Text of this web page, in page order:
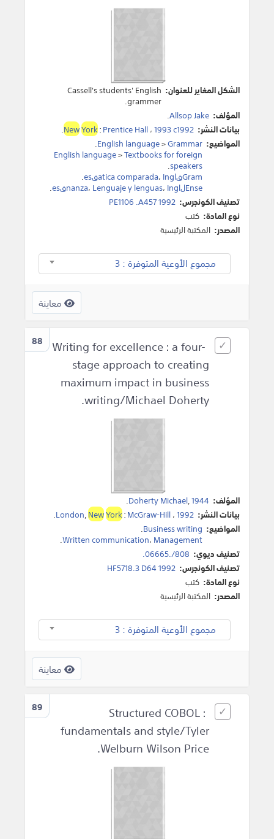
الشكل المغاير للعنوان: Cassell's students' English
grammer.
المؤلف: Allsop Jake
.
بيانات النشر:
NewYork:Prentice Hall،1993 c1992
.
المواضيع:
English language>Grammar
.
English language>Textbooks for foreign
speakers
.
Gramقatica comparada ، Inglقes .
Enseلnanza ، Lenguaje y lenguas، Inglقes
.
تصنيف الكونجرس: PE1106 .A457 1992
نوع المادة: كتب
المصدر: المكتبة الرئيسية
مجموع الأوعية المتوفرة : 3
معاينة
88
Writing for excellence : a four-
stage approach to creating
maximum impact in business
writing/Michael Doherty.
المؤلف: Doherty Michael,1944
.
بيانات النشر:
London,NewYork:McGraw-Hill،1992
.
المواضيع: Business writing
.
Written communication، Management
.
تصنيف ديوي: 808/.06665.
تصنيف الكونجرس: HF5718.3 D64 1992
نوع المادة: كتب
المصدر: المكتبة الرئيسية
مجموع الأوعية المتوفرة : 3
معاينة
89
Structured COBOL :
fundamentals and style/Tyler
Welburn Wilson Price.